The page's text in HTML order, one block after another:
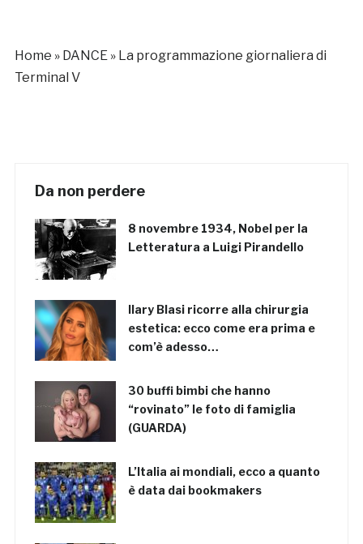
Home » DANCE » La programmazione giornaliera di
Terminal V
Da non perdere
8 novembre 1934, Nobel per la
Letteratura a Luigi Pirandello
Ilary Blasi ricorre alla chirurgia
estetica: ecco come era prima e
com’è adesso…
30 buffi bimbi che hanno
“rovinato” le foto di famiglia
(GUARDA)
L’Italia ai mondiali, ecco a quanto
è data dai bookmakers